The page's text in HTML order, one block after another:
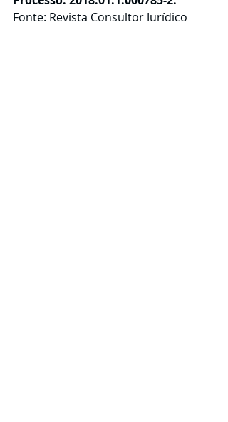
Fonte: Revista Consultor Jurídico